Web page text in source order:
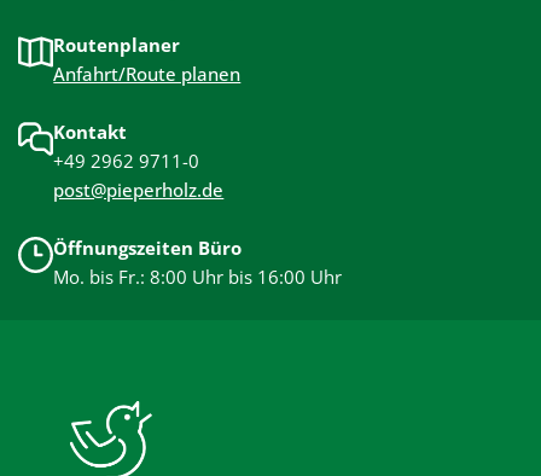
Routenplaner
Anfahrt/Route planen
Kontakt
+49 2962 9711-0
post@pieperholz.de
Öffnungszeiten Büro
Mo. bis Fr.: 8:00 Uhr bis 16:00 Uhr